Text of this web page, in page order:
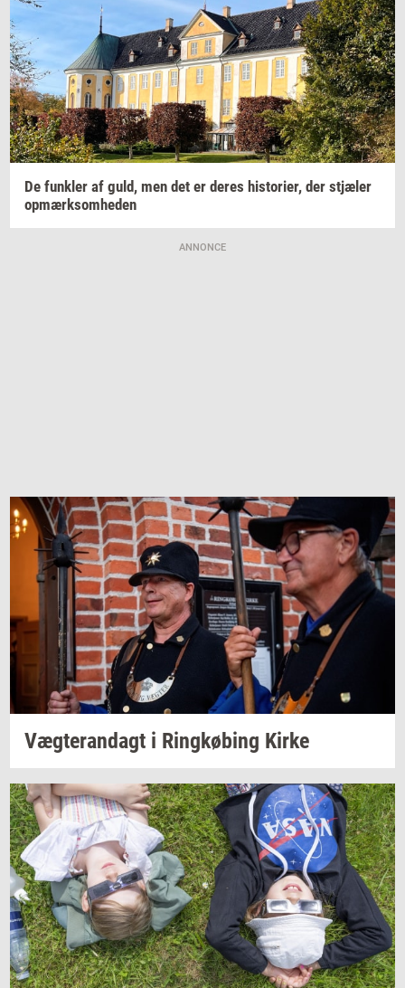
De funk­ler af guld, men det er deres hi­sto­ri­er, der stjæ­ler
op­mærk­som­he­den
ANNONCE
Væg­te­ran­dagt i Ring­kø­bing Kirke